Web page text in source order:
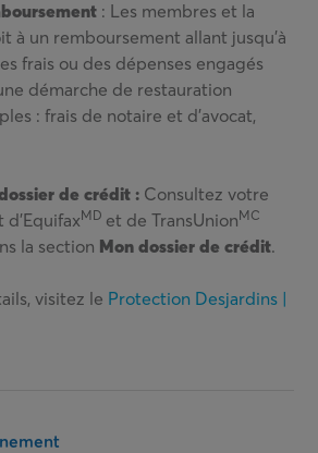
: Les membres et la
à un remboursement allant jusqu’à
frais ou des dépenses engagés
démarche de restauration
: frais de notaire et d’avocat,
de crédit : Consultez votre
MD et de TransUnionMC
la section Mon dossier de crédit.
visitez le Protection Desjardins |